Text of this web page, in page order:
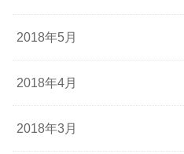
2018年5月
2018年4月
2018年3月